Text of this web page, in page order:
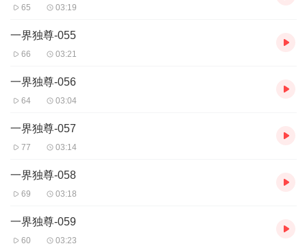
65 03:19
一界独尊-055
66 03:21
一界独尊-056
64 03:04
一界独尊-057
77 03:14
一界独尊-058
69 03:18
一界独尊-059
60 03:23